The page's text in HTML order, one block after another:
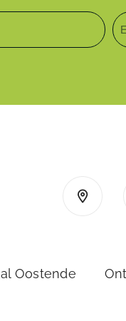
Oostende